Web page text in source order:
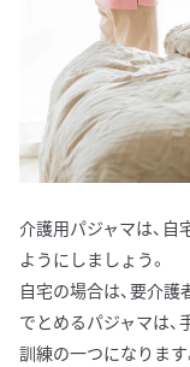
介護用パジャマは、自
ようにしましょう。
自宅の場合は、要介
でとめるパジャマは
訓練の一つになります